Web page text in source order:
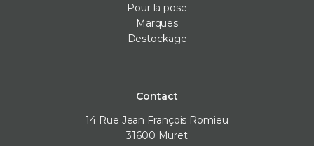
Pour la pose
Marques
Destockage
Contact
14 Rue Jean François Romieu
31600 Muret